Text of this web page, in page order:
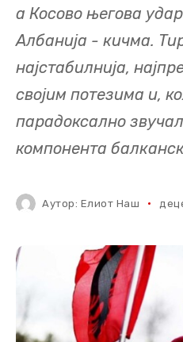
а Косово његова
Албанија - кичма.
најстабилнија,
својим потезима и,
парадоксално
компонента
Аутор: Елиот Наш